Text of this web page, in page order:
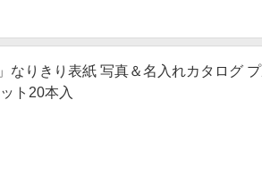
なりきり表紙 写真＆名入れカタログ
ト20本入